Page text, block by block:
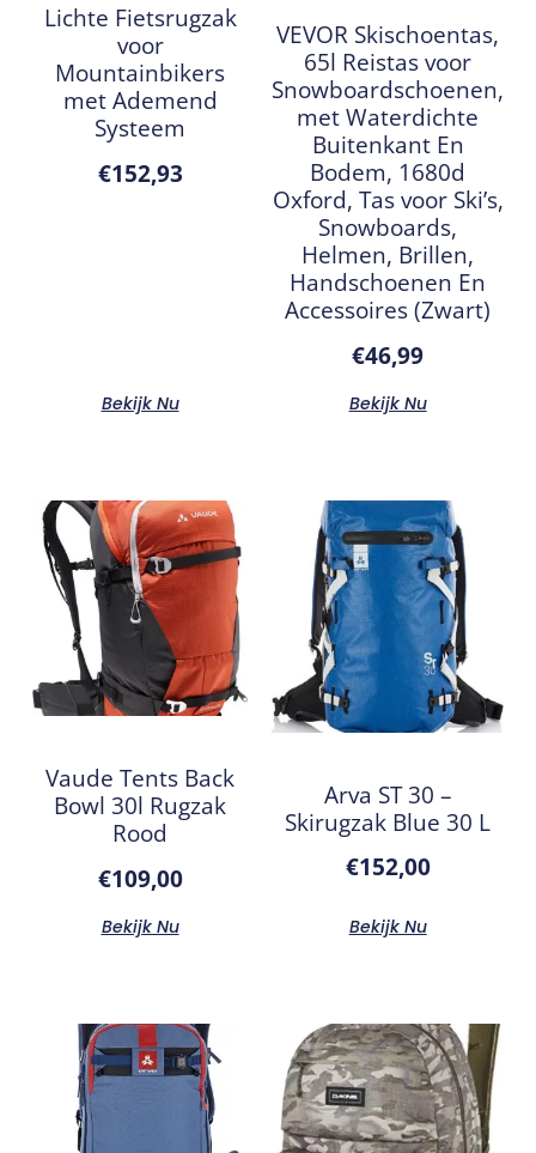
Lichte Fietsrugzak
voor
Mountainbikers
met Ademend
Systeem
€152,93
Bekijk Nu
VEVOR Skischoentas,
65l Reistas voor
Snowboardschoenen,
met Waterdichte
Buitenkant En
Bodem, 1680d
Oxford, Tas voor Ski’s,
Snowboards,
Helmen, Brillen,
Handschoenen En
Accessoires (Zwart)
€46,99
Bekijk Nu
Vaude Tents Back
Bowl 30l Rugzak
Rood
€109,00
Bekijk Nu
Arva ST 30 –
Skirugzak Blue 30 L
€152,00
Bekijk Nu